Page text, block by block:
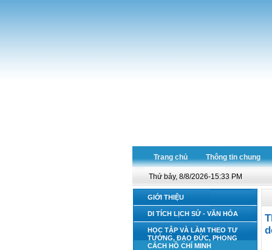
Trang chủ Thông tin chung
Thứ bảy, 8/8/2026-15:33 PM
GIỚI THIỆU
DI TÍCH LỊCH SỬ - VĂN HÓA
HỌC TẬP VÀ LÀM THEO TƯ
TƯỞNG, ĐẠO ĐỨC, PHONG
CÁCH HỒ CHÍ MINH